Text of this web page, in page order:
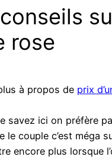
rose
à propos de prix
savez ici on préfère
le couple c’est méga
encore plus lorsque